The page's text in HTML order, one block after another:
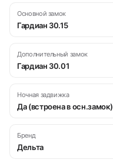
Основной замок
Гардиан 30.15
Дополнительный замок
Гардиан 30.01
Ночная задвижка
Да (встроена в осн.замок)
Бренд
Дельта